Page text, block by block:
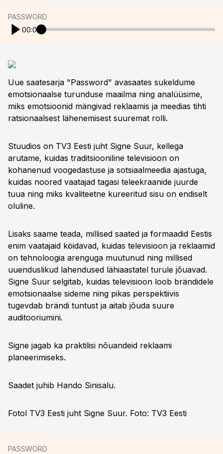
PASSWORD
00:00
Uue saatesarja "Password" avasaates sukeldume
emotsionaalse turunduse maailma ning analüüsime,
miks emotsioonid mängivad reklaamis ja meedias tihti
ratsionaalsest lähenemisest suuremat rolli.
Stuudios on TV3 Eesti juht Signe Suur, kellega
arutame, kuidas traditsiooniline televisioon on
kohanenud voogedastuse ja sotsiaalmeedia ajastuga,
kuidas noored vaatajad tagasi teleekraanide juurde
tuua ning miks kvaliteetne kureeritud sisu on endiselt
oluline.
Lisaks saame teada, millised saated ja formaadid Eestis
enim vaatajaid köidavad, kuidas televisioon ja reklaamid
on tehnoloogia arenguga muutunud ning millised
uuenduslikud lahendused lähiaastatel turule jõuavad.
Signe Suur selgitab, kuidas televisioon loob brändidele
emotsionaalse sideme ning pikas perspektiivis
tugevdab brändi tuntust ja aitab jõuda suure
auditooriumini.
Signe jagab ka praktilisi nõuandeid reklaami
planeerimiseks.
Saadet juhib Hando Sinisalu.
Fotol TV3 Eesti juht Signe Suur. Foto: TV3 Eesti
PASSWORD